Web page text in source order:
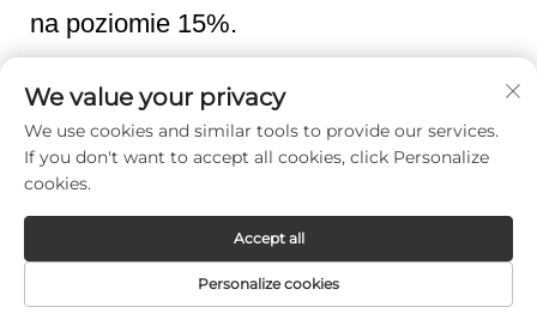
na poziomie 15%.
Poprzedni : Zalecenia dotyczące maszyn do spawania laserowego aluminiowych obudów akumulatorów EV: porównanie lasera włóknowego i niebieskiego
Następny :
We value your privacy
We use cookies and similar tools to provide our services.
If you don't want to accept all cookies, click Personalize
cookies.
Personalize cookies
Accept all